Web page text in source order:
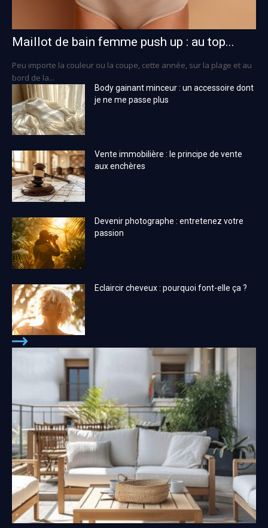
Maillot de bain femme push up : au top...
Peu importe la couleur ou la coupe, cette année, sur la plage et au
bord de la...
Body gainant minceur : un accessoire dont
je ne me passe plus
Vente immobilière : le principe de vente
aux enchères
Devenir photographe : entretenez votre
passion
Eclaircir cheveux : pourquoi font-elle ça ?